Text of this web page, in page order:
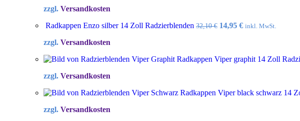
zzgl. Versandkosten
Radkappen Enzo silber 14 Zoll Radzierblenden 32,10€ Ursprünglicher
14,95 €Aktueller
inkl. MwSt.
zzgl. Versandkosten
Radkappen Viper graphit 14 Zoll
zzgl. Versandkosten
Radkappen Viper black schwarz 14
zzgl. Versandkosten